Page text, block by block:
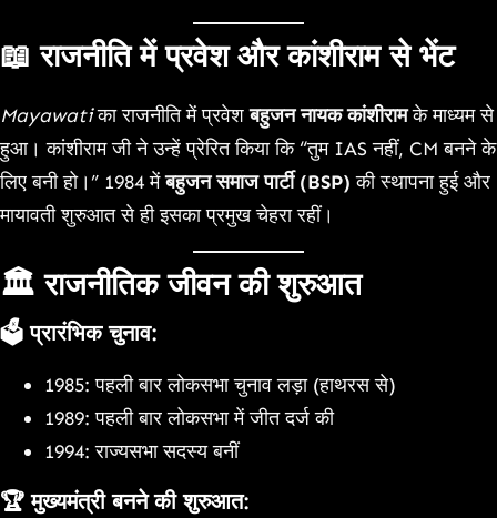
📖राजनीति में प्रवेश और कांशीराम से भेंट
Mayawatiका राजनीति में प्रवेशबहुजन नायक कांशीरामके माध्यम से
हुआ। कांशीराम जी ने उन्हें प्रेरित किया कि “तुम IAS नहीं, CM बनने के
लिए बनी हो।” 1984 मेंबहुजन समाज पार्टी (BSP) की स्थापना हुई और
मायावती शुरुआत से ही इसका प्रमुख चेहरा रहीं।
🏛️राजनीतिक जीवन की शुरुआत
🗳️प्रारंभिक चुनाव:
1985: पहली बार लोकसभा चुनाव लड़ा (हाथरस से)
1989: पहली बार लोकसभा में जीत दर्ज की
1994: राज्यसभा सदस्य बनीं
🏆मुख्यमंत्री बनने की शुरुआत: